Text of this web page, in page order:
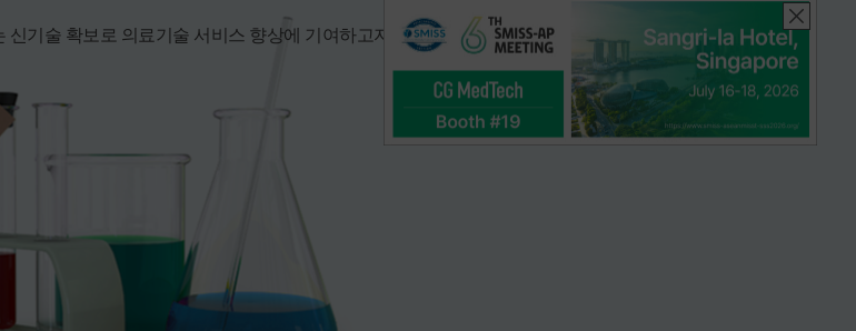
기술 확보로 의료기술 서비스 향상에 기여하고자 합니다.